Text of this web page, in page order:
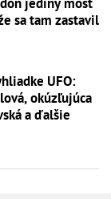
sa tam zastavil
UFO:
okúzľujúca
a ďalšie